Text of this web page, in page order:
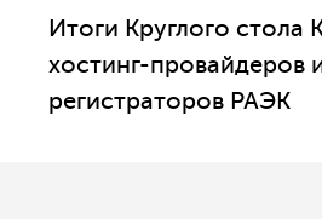
Итоги Круглого стола
хостинг-провайдеров
регистраторов РАЭК